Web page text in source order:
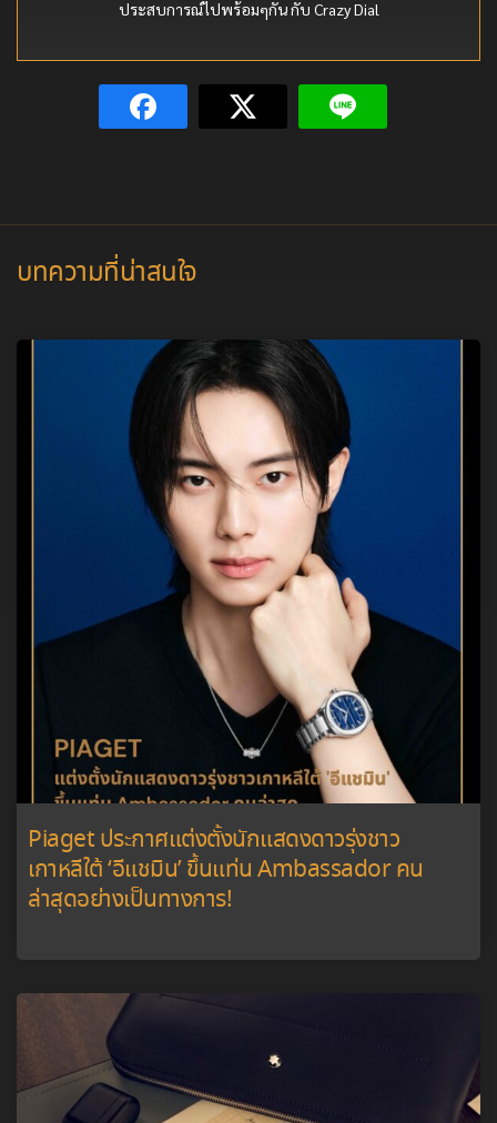
ประสบการณ์ไปพร้อมๆกัน กับ Crazy Dial
บทความที่น่าสนใจ
Piaget ประกาศแต่งตั้งนักแสดงดาวรุ่งชาว
เกาหลีใต้ ‘อีแชมิน’ ขึ้นแท่น Ambassador คน
ล่าสุดอย่างเป็นทางการ!